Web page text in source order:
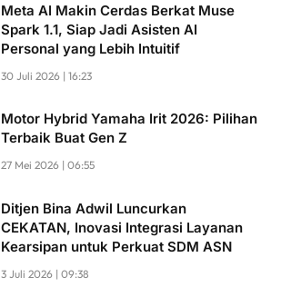
Meta AI Makin Cerdas Berkat Muse
Spark 1.1, Siap Jadi Asisten AI
Personal yang Lebih Intuitif
30 Juli 2026 | 16:23
Motor Hybrid Yamaha Irit 2026: Pilihan
Terbaik Buat Gen Z
27 Mei 2026 | 06:55
Ditjen Bina Adwil Luncurkan
CEKATAN, Inovasi Integrasi Layanan
Kearsipan untuk Perkuat SDM ASN
3 Juli 2026 | 09:38